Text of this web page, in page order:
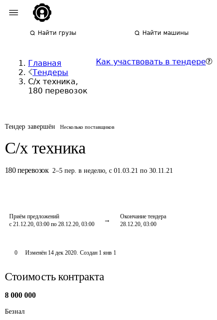
Найти грузы Найти машины
Главная
Тендеры
С/х техника,
180 перевозок
Как участвовать в тендере
Тендер завершён Несколько поставщиков
С/х техника
180 перевозок 2–5 пер. в неделю,с 01.03.21 по 30.11.21
Приём предложений
с 21.12.20, 03:00 по 28.12.20, 03:00
Окончание тендера
28.12.20, 03:00
0 Изменён 14 дек 2020. Создан 1 янв 1
Стоимость контракта
8 000 000
Безнал